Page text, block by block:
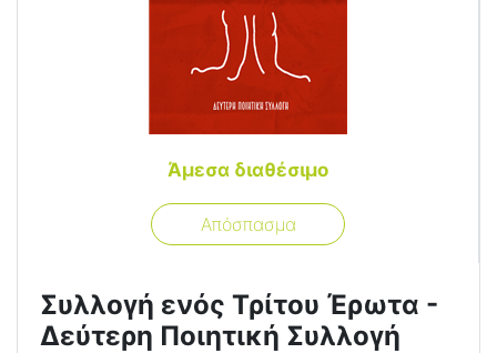
Άμεσα διαθέσιμο
Απόσπασμα
Συλλογή ενός Τρίτου Έρωτα -
Δεύτερη Ποιητική Συλλογή